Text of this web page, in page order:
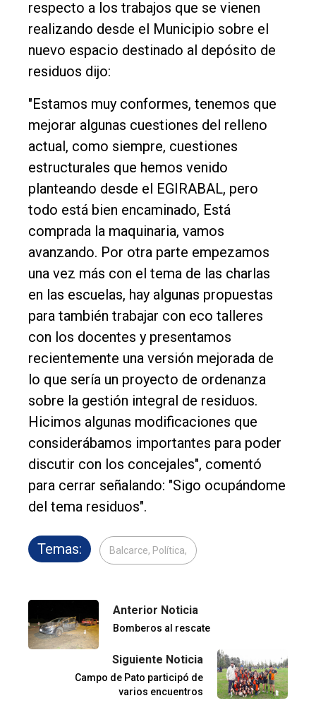
respecto a los trabajos que se vienen
realizando desde el Municipio sobre el
nuevo espacio destinado al depósito de
residuos dijo:
"Estamos muy conformes, tenemos que
mejorar algunas cuestiones del relleno
actual, como siempre, cuestiones
estructurales que hemos venido
planteando desde el EGIRABAL, pero
todo está bien encaminado, Está
comprada la maquinaria, vamos
avanzando. Por otra parte empezamos
una vez más con el tema de las charlas
en las escuelas, hay algunas propuestas
para también trabajar con eco talleres
con los docentes y presentamos
recientemente una versión mejorada de
lo que sería un proyecto de ordenanza
sobre la gestión integral de residuos.
Hicimos algunas modificaciones que
considerábamos importantes para poder
discutir con los concejales", comentó
para cerrar señalando: "Sigo ocupándome
del tema residuos".
Temas: Balcarce, Política,
Anterior Noticia
Bomberos al rescate
Siguiente Noticia
Campo de Pato participó de
varios encuentros